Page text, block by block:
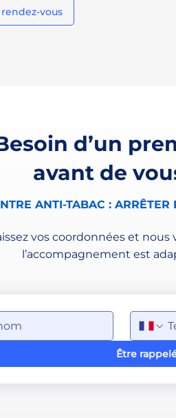
vous
d’un
avant de
ANTI-TABAC :
vos coordonnées et nous
l’accompagnement est
Être